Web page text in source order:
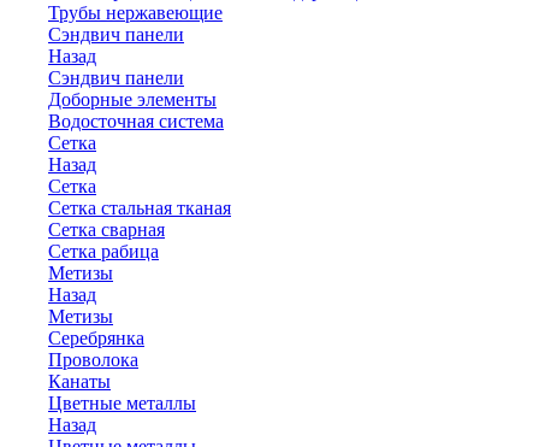
Трубы нержавеющие
Сэндвич панели
Назад
Сэндвич панели
Доборные элементы
Водосточная система
Сетка
Назад
Сетка
Сетка стальная тканая
Сетка сварная
Сетка рабица
Метизы
Назад
Метизы
Серебрянка
Проволока
Канаты
Цветные металлы
Назад